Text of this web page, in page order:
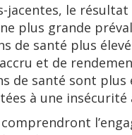
jacentes, le
plus grande
de santé plus
et de
de santé sont plus
à une insécurité